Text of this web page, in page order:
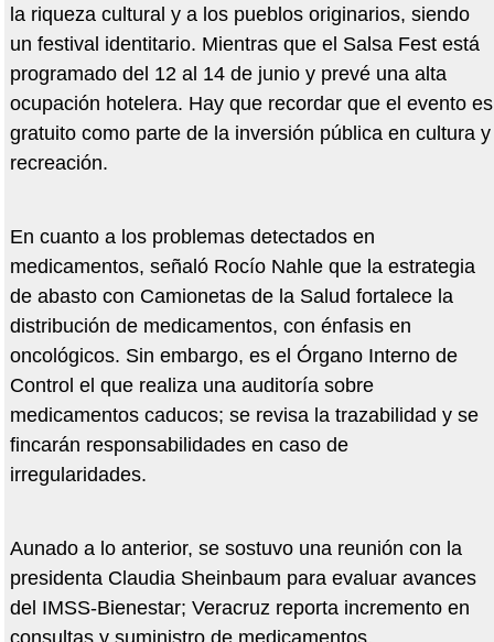
la riqueza cultural y a los pueblos originarios, siendo
un festival identitario. Mientras que el Salsa Fest está
programado del 12 al 14 de junio y prevé una alta
ocupación hotelera. Hay que recordar que el evento es
gratuito como parte de la inversión pública en cultura y
recreación.
En cuanto a los problemas detectados en
medicamentos, señaló Rocío Nahle que la estrategia
de abasto con Camionetas de la Salud fortalece la
distribución de medicamentos, con énfasis en
oncológicos. Sin embargo, es el Órgano Interno de
Control el que realiza una auditoría sobre
medicamentos caducos; se revisa la trazabilidad y se
fincarán responsabilidades en caso de
irregularidades.
Aunado a lo anterior, se sostuvo una reunión con la
presidenta Claudia Sheinbaum para evaluar avances
del IMSS-Bienestar; Veracruz reporta incremento en